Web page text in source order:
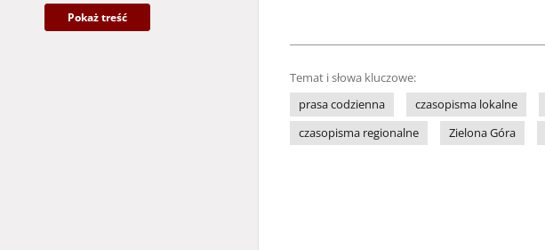
Pokaż treść
Temat i słowa kluczowe:
prasa codzienna
czasopisma lokalne
czasopisma regionalne
Zielona Góra